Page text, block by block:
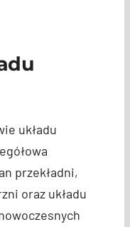
układu
przekładni,
oraz układu